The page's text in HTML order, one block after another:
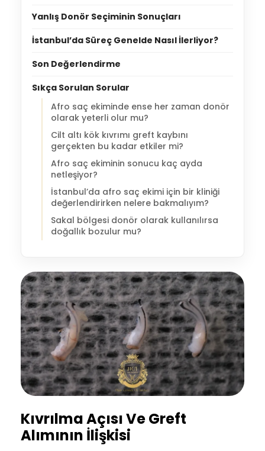
Yanlış Donör Seçiminin Sonuçları
İstanbul’da Süreç Genelde Nasıl İlerliyor?
Son Değerlendirme
Sıkça Sorulan Sorular
Afro saç ekiminde ense her zaman donör
olarak yeterli olur mu?
Cilt altı kök kıvrımı greft kaybını
gerçekten bu kadar etkiler mi?
Afro saç ekiminin sonucu kaç ayda
netleşiyor?
İstanbul’da afro saç ekimi için bir kliniği
değerlendirirken nelere bakmalıyım?
Sakal bölgesi donör olarak kullanılırsa
doğallık bozulur mu?
Kıvrılma Açısı Ve Greft
Alımının İlişkisi